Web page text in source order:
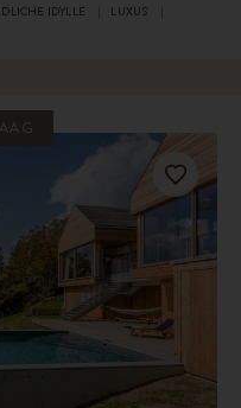
IDYLLE
LUXUS